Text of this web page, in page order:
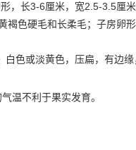
，长3-6厘米，宽2.5-3.5厘
褐色硬毛和长柔毛；子房卵
白色或淡黄色，压扁，有边缘
温不利于果实发育。